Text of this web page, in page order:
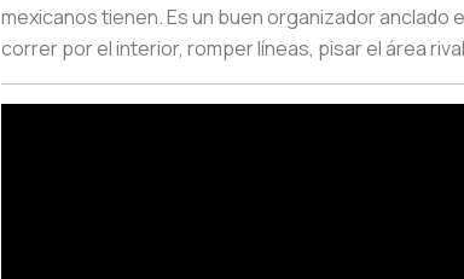
mexicanos tienen. Es un buen organizador
correr por el interior, romper líneas, pisar el área